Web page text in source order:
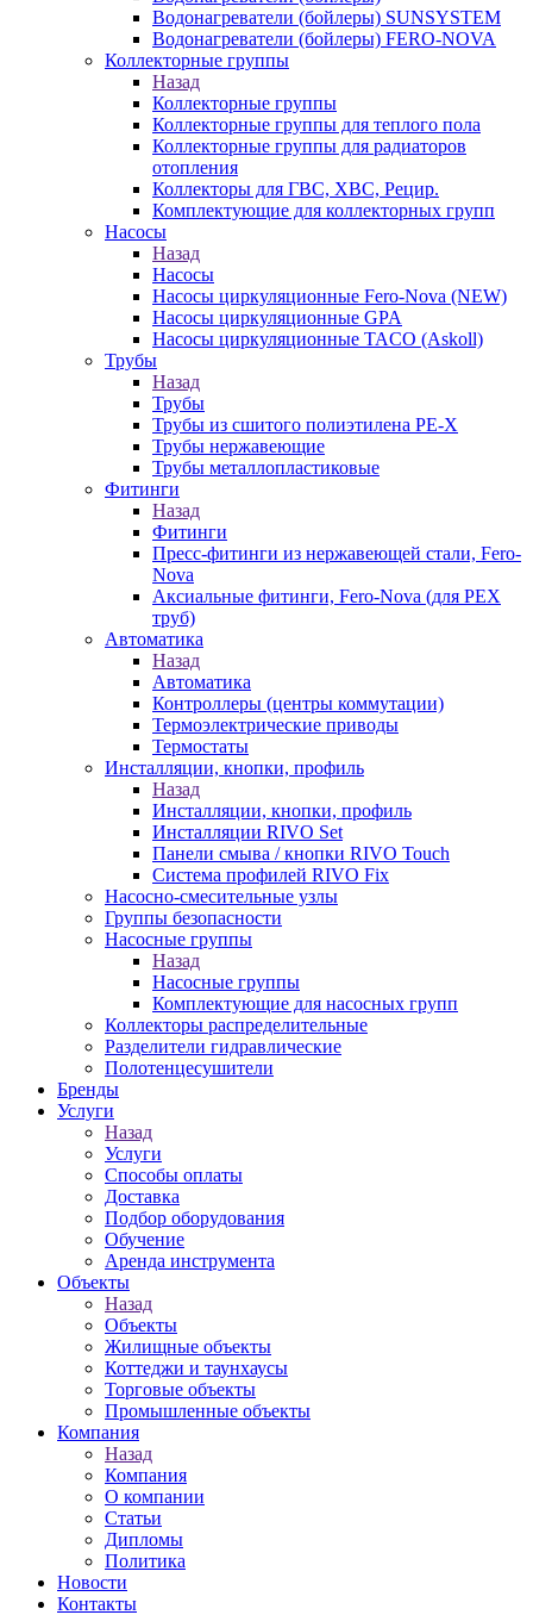
Водонагреватели (бойлеры) SUNSYSTEM
Водонагреватели (бойлеры) FERO-NOVA
Коллекторные группы
Назад
Коллекторные группы
Коллекторные группы для теплого пола
Коллекторные группы для радиаторов
отопления
Коллекторы для ГВС, ХВС, Рецир.
Комплектующие для коллекторных групп
Насосы
Назад
Насосы
Насосы циркуляционные Fero-Nova (NEW)
Насосы циркуляционные GPA
Насосы циркуляционные TACO (Askoll)
Трубы
Назад
Трубы
Трубы из сшитого полиэтилена PE-X
Трубы нержавеющие
Трубы металлопластиковые
Фитинги
Назад
Фитинги
Пресс-фитинги из нержавеющей стали, Fero-
Nova
Аксиальные фитинги, Fero-Nova (для PEX
труб)
Автоматика
Назад
Автоматика
Контроллеры (центры коммутации)
Термоэлектрические приводы
Термостаты
Инсталляции, кнопки, профиль
Назад
Инсталляции, кнопки, профиль
Инсталляции RIVO Set
Панели смыва / кнопки RIVO Touch
Система профилей RIVO Fix
Насосно-смесительные узлы
Группы безопасности
Насосные группы
Назад
Насосные группы
Комплектующие для насосных групп
Коллекторы распределительные
Разделители гидравлические
Полотенцесушители
Бренды
Услуги
Назад
Услуги
Способы оплаты
Доставка
Подбор оборудования
Обучение
Аренда инструмента
Объекты
Назад
Объекты
Жилищные объекты
Коттеджи и таунхаусы
Торговые объекты
Промышленные объекты
Компания
Назад
Компания
О компании
Статьи
Дипломы
Политика
Новости
Контакты